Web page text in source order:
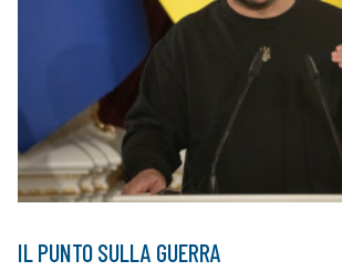
IL PUNTO SULLA GUERRA